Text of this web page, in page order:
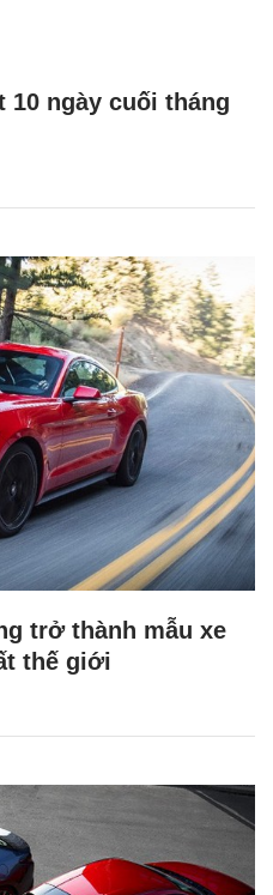
10 ngày cuối tháng
trở thành mẫu xe
thế giới